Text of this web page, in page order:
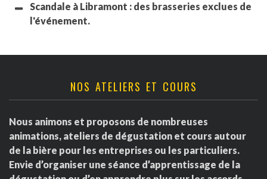
Scandale à Libramont : des brasseries exclues de
l'événement.
NOS ATELIERS ET COURS
Nous animons et proposons de nombreuses
animations, ateliers de dégustation et cours autour
de la bière pour les entreprises ou les particuliers.
Envie d’organiser une séance d’apprentissage de la